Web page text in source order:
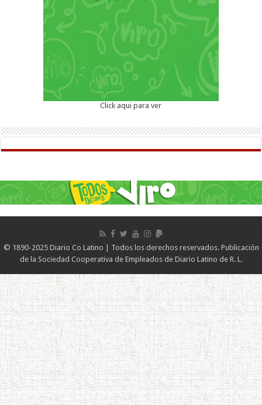
Click aqui para ver
© 1890-2025 Diario Co Latino | Todos los derechos reservados. Publicación
de la Sociedad Cooperativa de Empleados de Diario Latino de R. L.